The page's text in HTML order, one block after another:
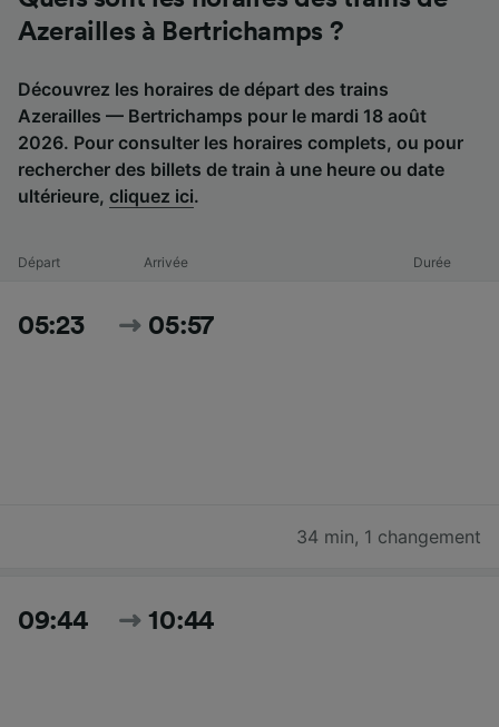
Azerailles à Bertrichamps ?
Découvrez les horaires de départ des trains
Azerailles — Bertrichamps pour le mardi 18 août
2026. Pour consulter les horaires complets, ou pour
rechercher des billets de train à une heure ou date
ultérieure, cliquez ici.
Départ Arrivée Durée
05:23 05:57
34 min, 1 changement
09:44 10:44